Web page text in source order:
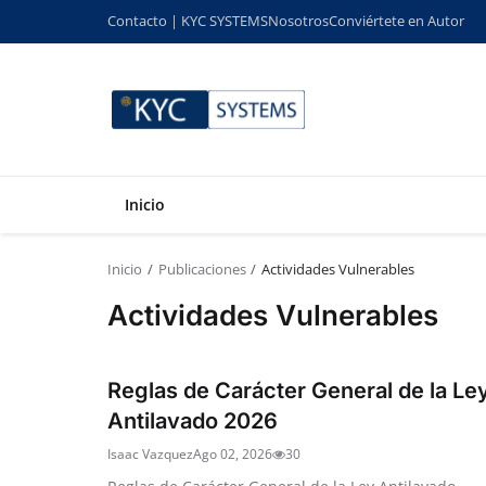
Contacto | KYC SYSTEMSNosotrosConviértete en Autor
Inicio
Inicio Publicaciones Actividades Vulnerables
Actividades Vulnerables
Reglas de Carácter General de la
Antilavado 2026
Isaac VazquezAgo 02, 2026 30